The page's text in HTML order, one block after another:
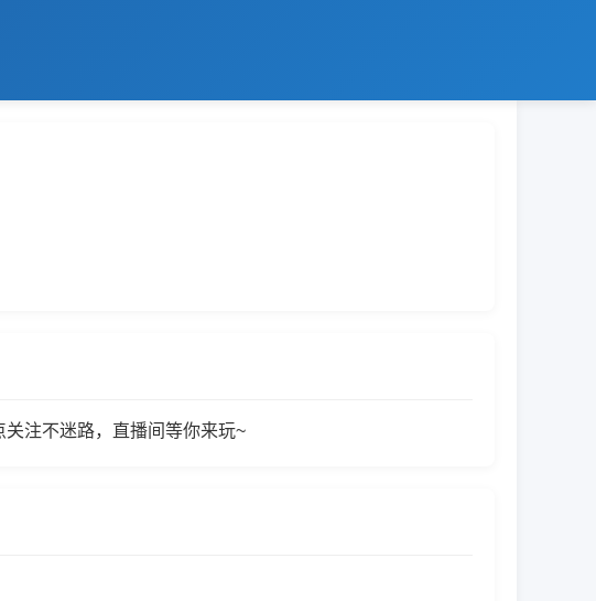
注不迷路，直播间等你来玩~